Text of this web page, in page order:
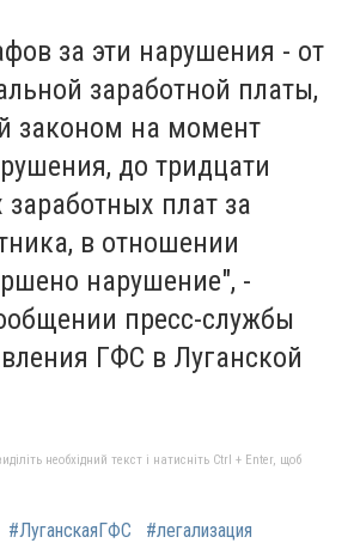
за эти нарушения - от
заработной платы,
законом на момент
до тридцати
плат за
в отношении
нарушение", -
пресс-службы
ГФС в Луганской
необхідний текст і натисніть Ctrl + Enter, щоб
#ЛуганскаяГФС #легализация